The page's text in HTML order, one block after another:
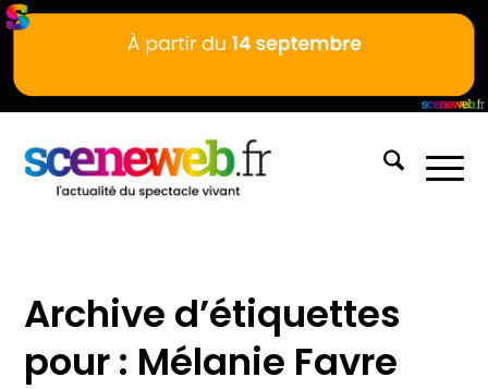
Archive d’étiquettes
pour : Mélanie Favre